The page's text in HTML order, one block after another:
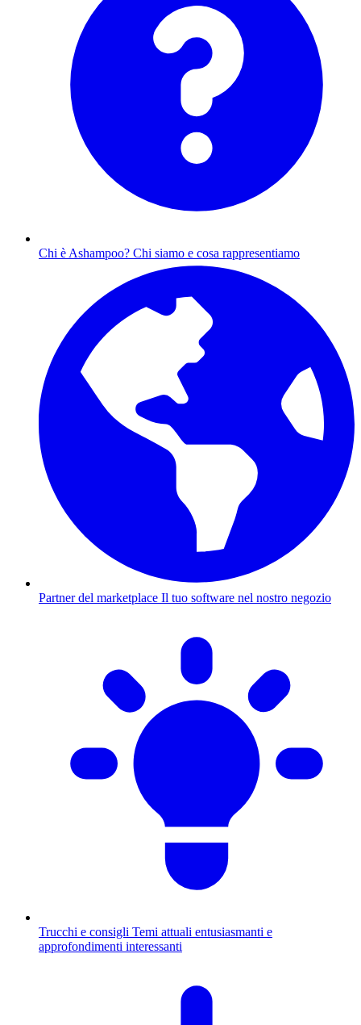
Chi è Ashampoo? Chi siamo e cosa rappresentiamo
Partner del marketplace Il tuo software nel nostro negozio
Trucchi e consigli Temi attuali entusiasmanti e
approfondimenti interessanti